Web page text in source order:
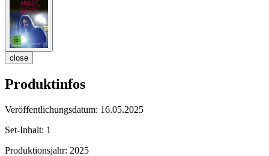
close
Produktinfos
Veröffentlichungsdatum: 16.05.2025
Set-Inhalt: 1
Produktionsjahr: 2025